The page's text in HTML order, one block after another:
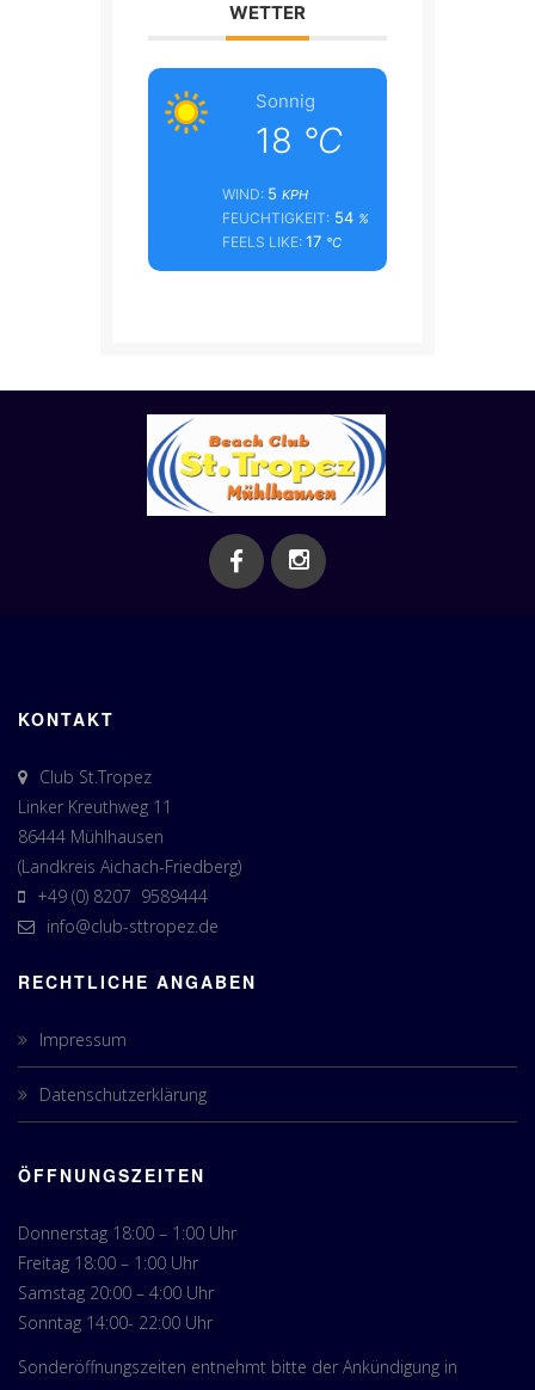
WETTER
Sonnig
18 °C
WIND: 5 KPH
FEUCHTIGKEIT: 54 %
FEELS LIKE:17 °C
KONTAKT
Club St.Tropez
Linker Kreuthweg 11
86444 Mühlhausen
(Landkreis Aichach-Friedberg)
+49 (0) 8207 9589444
info@club-sttropez.de
RECHTLICHE ANGABEN
Impressum
Datenschutzerklärung
ÖFFNUNGSZEITEN
Donnerstag 18:00 – 1:00 Uhr
Freitag 18:00 – 1:00 Uhr
Samstag 20:00 – 4:00 Uhr
Sonntag 14:00- 22:00 Uhr
Sonderöffnungszeiten entnehmt bitte der Ankündigung in